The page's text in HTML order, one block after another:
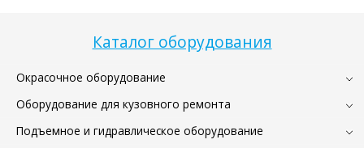
Каталог оборудования
Окрасочное оборудование
Оборудование для кузовного ремонта
Подъемное и гидравлическое оборудование